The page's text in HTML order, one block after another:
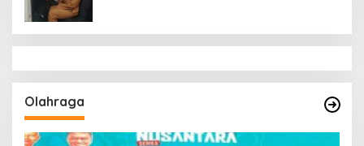
Olahraga